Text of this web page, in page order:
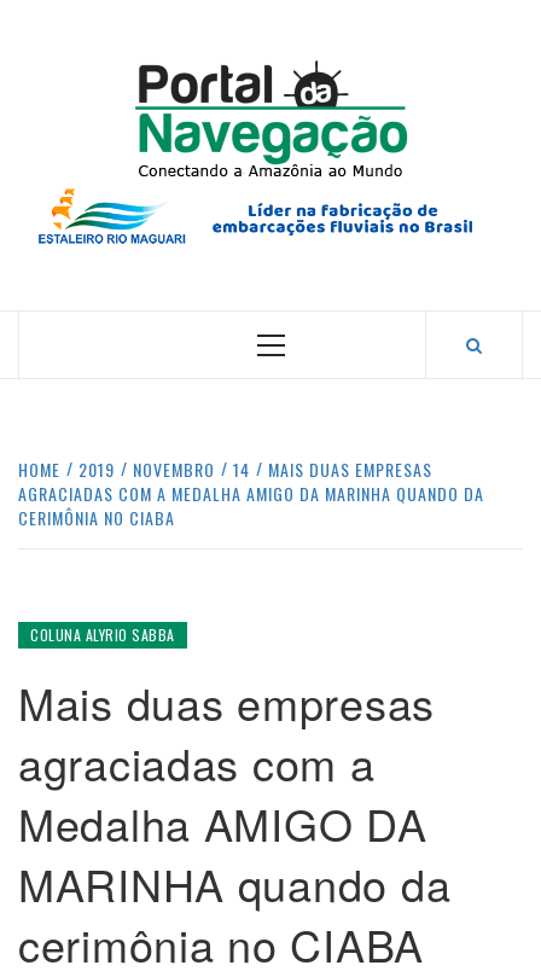
CONECTANDO A AMAZÔNIA COM O MUNDO.
Primary
HOME 2019 NOVEMBRO 14
MAIS DUAS EMPRESAS
AGRACIADAS COM A MEDALHA AMIGO DA MARINHA QUANDO DA
CERIMÔNIA NO CIABA
COLUNA ALYRIO SABBA
Mais duas empresas
agraciadas com a
Medalha AMIGO DA
MARINHA quando da
cerimônia no CIABA